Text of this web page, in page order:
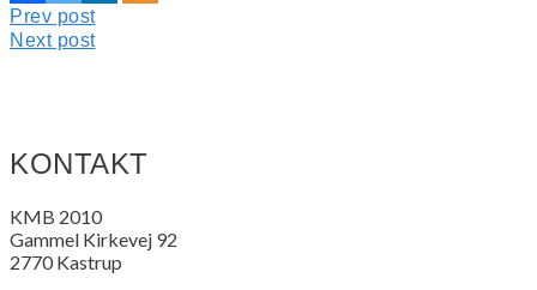
Indlægsnavigation
Prev postPrev
post:
Next postNext
KONTAKT
KMB 2010
Gammel Kirkevej 92
2770 Kastrup